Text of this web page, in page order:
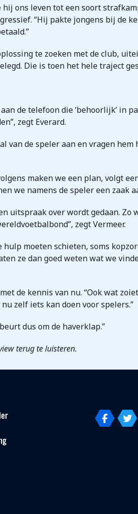
ons leven tot een soort
“Hij pakte jongens bij de
te zoeken met de club,
Die is toen het hele traject
de telefoon die ‘behoorlijk’ in
zegt Everard.
van de speler aan en vragen
maken we een plan, volgt
we namens de speler een zaak
uitspraak over wordt gedaan. Zo
zegt Vermeer.
moeten schieten, soms
ze dan goed weten wat we
de kennis van nu. “Ook wat
zelf iets kan doen voor spelers.”
dus om de haverklap.”
terug te luisteren.